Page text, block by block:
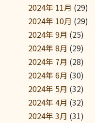
2024年 11月 (29)
2024年 10月 (29)
2024年 9月 (25)
2024年 8月 (29)
2024年 7月 (28)
2024年 6月 (30)
2024年 5月 (32)
2024年 4月 (32)
2024年 3月 (31)